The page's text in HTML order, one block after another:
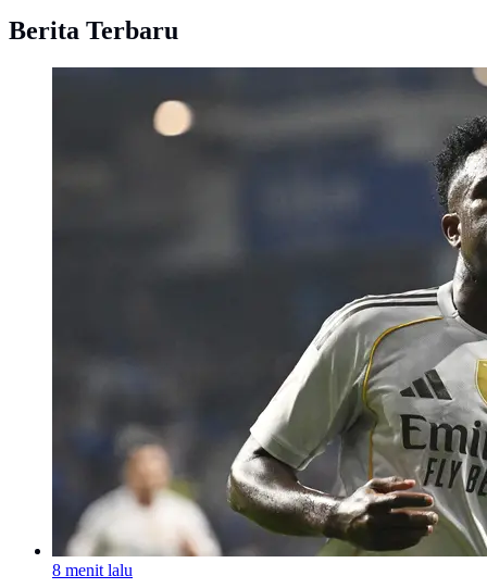
Berita Terbaru
8 menit lalu